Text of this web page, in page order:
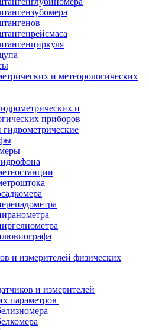
и метеорологических
и
приборов
и измерителей физических
и измерителей
параметров